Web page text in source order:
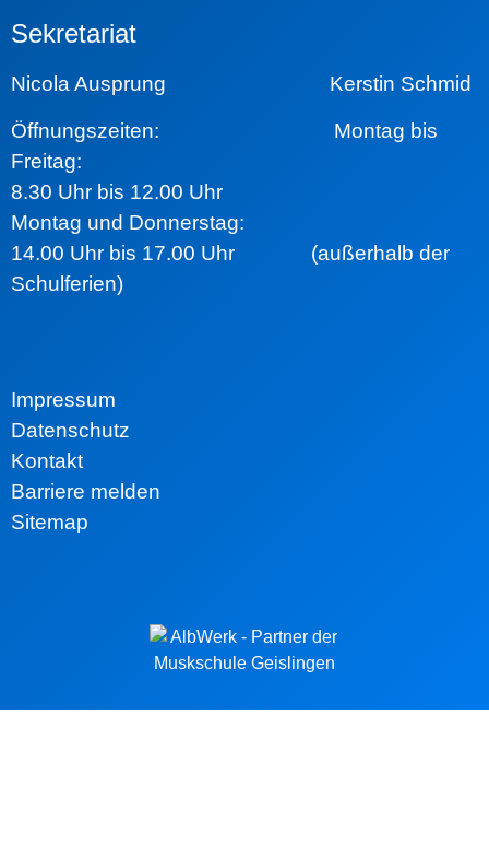
Sekretariat
Nicola Ausprung Kerstin Schmid
Öffnungszeiten: Montag bis
Freitag:
8.30 Uhr bis 12.00 Uhr
Montag und Donnerstag:
14.00 Uhr bis 17.00 Uhr (außerhalb der
Schulferien)
Impressum
Datenschutz
Kontakt
Barriere melden
Sitemap